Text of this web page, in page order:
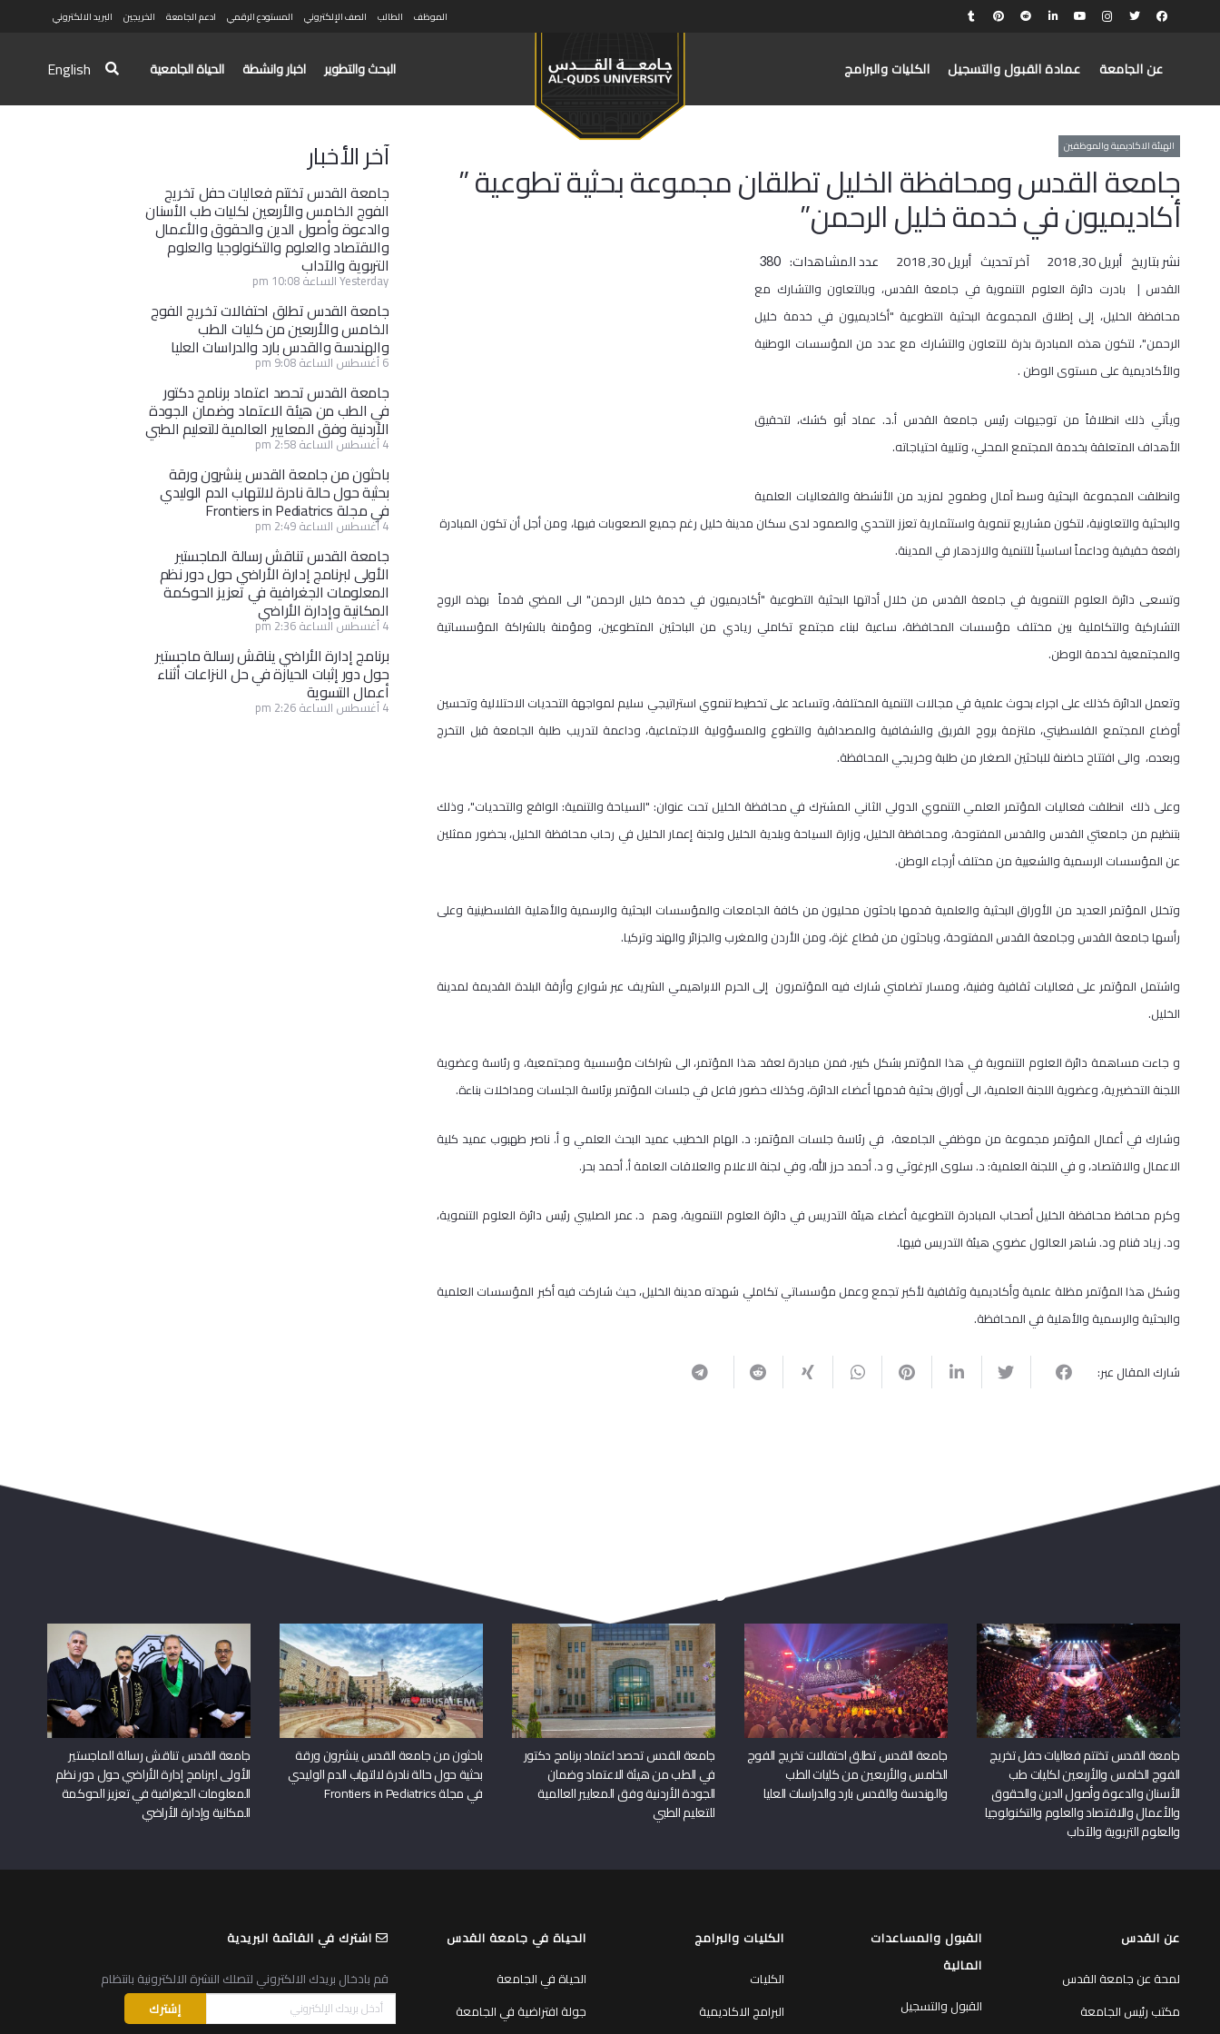
الموظف الطالب الصف الإلكتروني المستودع الرقمي ادعم الجامعة الخريجين البريد الالكتروني
عن الجامعة عمادة القبول والتسجيل الكليات والبرامج البحث والتطوير اخبار وانشطة الحياة الجامعية English
الهيئة الاكاديمية والموظفين
جامعة القدس ومحافظة الخليل تطلقان مجموعة بحثية تطوعية ”
أكاديميون في خدمة خليل الرحمن”
نشر بتاريخ أبريل 30, 2018 آخر تحديث أبريل 30, 2018 عدد المشاهدات: 380
القدس | بادرت دائرة العلوم التنموية في جامعة القدس، وبالتعاون والتشارك مع
محافظة الخليل، إلى إطلاق المجموعة البحثية التطوعية "أكاديميون في خدمة خليل
الرحمن"، لتكون هذه المبادرة بذرة للتعاون والتشارك مع عدد من المؤسسات الوطنية
والأكاديمية على مستوى الوطن .
ويأتي ذلك انطلاقاً من توجيهات رئيس جامعة القدس أ.د. عماد أبو كشك، لتحقيق
الأهداف المتعلقة بخدمة المجتمع المحلي، وتلبية احتياجاته.
وانطلقت المجموعة البحثية وسط آمال وطموح لمزيد من الأنشطة والفعاليات العلمية
والبحثية والتعاونية، لتكون مشاريع تنموية واستثمارية تعزز التحدي والصمود لدى سكان مدينة خليل رغم جميع الصعوبات فيها، ومن أجل أن تكون المبادرة
رافعة حقيقية وداعماً اساسياً للتنمية والازدهار في المدينة.
وتسعى دائرة العلوم التنموية في جامعة القدس من خلال أداتها البحثية التطوعية "أكاديميون في خدمة خليل الرحمن" الى المضي قدماً بهذه الروح
التشاركية والتكاملية بين مختلف مؤسسات المحافظة، ساعية لبناء مجتمع تكاملي ريادي من الباحثين المتطوعين، ومؤمنة بالشراكة المؤسساتية
والمجتمعية لخدمة الوطن.
وتعمل الدائرة كذلك على اجراء بحوث علمية في مجالات التنمية المختلفة، وتساعد على تخطيط تنموي استراتيجي سليم لمواجهة التحديات الاحتلالية وتحسين
أوضاع المجتمع الفلسطيني، ملتزمة بروح الفريق والشفافية والمصداقية والتطوع والمسؤولية الاجتماعية، وداعمة لتدريب طلبة الجامعة قبل التخرج
وبعده، والى افتتاح حاضنة للباحثين الصغار من طلبة وخريجي المحافظة.
وعلى ذلك انطلقت فعاليات المؤتمر العلمي التنموي الدولي الثاني المشترك في محافظة الخليل تحت عنوان: "السياحة والتنمية: الواقع والتحديات"، وذلك
بتنظيم من جامعتي القدس والقدس المفتوحة، ومحافظة الخليل، وزارة السياحة وبلدية الخليل ولجنة إعمار الخليل في رحاب محافظة الخليل، بحضور ممثلين
عن المؤسسات الرسمية والشعبية من مختلف أرجاء الوطن.
وتخلل المؤتمر العديد من الأوراق البحثية والعلمية قدمها باحثون محليون من كافة الجامعات والمؤسسات البحثية والرسمية والأهلية الفلسطينية وعلى
رأسها جامعة القدس وجامعة القدس المفتوحة، وباحثون من قطاع غزة، ومن الأردن والمغرب والجزائر والهند وتركيا.
واشتمل المؤتمر على فعاليات ثقافية وفنية، ومسار تضامني شارك فيه المؤتمرون إلى الحرم الابراهيمي الشريف عبر شوارع وأزقة البلدة القديمة لمدينة
الخليل.
و جاءت مساهمة دائرة العلوم التنموية في هذا المؤتمر بشكل كبير، فمن مبادرة لعقد هذا المؤتمر، الى شراكات مؤسسية ومجتمعية، و رئاسة وعضوية
اللجنة التحضيرية، وعضوية اللجنة العلمية، الى أوراق بحثية قدمها أعضاء الدائرة، وكذلك حضور فاعل في جلسات المؤتمر برئاسة الجلسات ومداخلات بناءة.
وشارك في أعمال المؤتمر مجموعة من موظفي الجامعة، في رئاسة جلسات المؤتمر: د. الهام الخطيب عميد البحث العلمي و أ. ناصر طهبوب عميد كلية
الاعمال والاقتصاد، و في اللجنة العلمية: د. سلوى البرغوثي و د. أحمد حرز الله، وفي لجنة الاعلام والعلاقات العامة أ. أحمد بحر.
وكرم محافظ محافظة الخليل أصحاب المبادرة التطوعية أعضاء هيئة التدريس في دائرة العلوم التنموية، وهم د. عمر الصليبي رئيس دائرة العلوم التنموية،
ود. زياد قنام ود. شاهر العالول عضوي هيئة التدريس فيها.
وشكل هذا المؤتمر مظلة علمية وأكاديمية وثقافية لأكبر تجمع وعمل مؤسساتي تكاملي شهدته مدينة الخليل، حيث شاركت فيه أكبر المؤسسات العلمية
والبحثية والرسمية والأهلية في المحافظة.
شارك المقال عبر:
آخر الأخبار
جامعة القدس تختتم فعاليات حفل تخريج
الفوج الخامس والأربعين لكليات طب الأسنان
والدعوة وأصول الدين والحقوق والأعمال
والاقتصاد والعلوم والتكنولوجيا والعلوم
التربوية والآداب
Yesterday الساعة 10:08 pm
جامعة القدس تطلق احتفالات تخريج الفوج
الخامس والأربعين من كليات الطب
والهندسة والقدس بارد والدراسات العليا
6 أغسطس الساعة 9:08 pm
جامعة القدس تحصد اعتماد برنامج دكتور
في الطب من هيئة الاعتماد وضمان الجودة
الأردنية وفق المعايير العالمية للتعليم الطبي
4 أغسطس الساعة 2:58 pm
باحثون من جامعة القدس ينشرون ورقة
بحثية حول حالة نادرة لالتهاب الدم الوليدي
في مجلة Frontiers in Pediatrics
4 أغسطس الساعة 2:49 pm
جامعة القدس تناقش رسالة الماجستير
الأولى لبرنامج إدارة الأراضي حول دور نظم
المعلومات الجغرافية في تعزيز الحوكمة
المكانية وإدارة الأراضي
4 أغسطس الساعة 2:36 pm
برنامج إدارة الأراضي يناقش رسالة ماجستير
حول دور إثبات الحيازة في حل النزاعات أثناء
أعمال التسوية
4 أغسطس الساعة 2:26 pm
ربما يعجبك أيضا
جامعة القدس تختتم فعاليات حفل تخريج
الفوج الخامس والأربعين لكليات طب
الأسنان والدعوة وأصول الدين والحقوق
والأعمال والاقتصاد والعلوم والتكنولوجيا
والعلوم التربوية والآداب
جامعة القدس تطلق احتفالات تخريج الفوج
الخامس والأربعين من كليات الطب
والهندسة والقدس بارد والدراسات العليا
جامعة القدس تحصد اعتماد برنامج دكتور
في الطب من هيئة الاعتماد وضمان
الجودة الأردنية وفق المعايير العالمية
للتعليم الطبي
باحثون من جامعة القدس ينشرون ورقة
بحثية حول حالة نادرة لالتهاب الدم الوليدي
في مجلة Frontiers in Pediatrics
جامعة القدس تناقش رسالة الماجستير
الأولى لبرنامج إدارة الأراضي حول دور نظم
المعلومات الجغرافية في تعزيز الحوكمة
المكانية وإدارة الأراضي
عن القدس
لمحة عن جامعة القدس
مكتب رئيس الجامعة
القبول والمساعدات
المالية
القبول والتسجيل
الكليات والبرامج
الكليات
البرامج الاكاديمية
الحياة في جامعة القدس
الحياة في الجامعة
جولة افتراضية في الجامعة
اشترك في القائمة البريدية
قم بادخال بريدك الالكتروني لتصلك النشرة الالكترونية بانتظام